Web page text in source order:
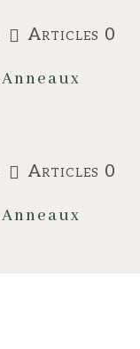
Articles 0
Anneaux
Articles 0
Anneaux